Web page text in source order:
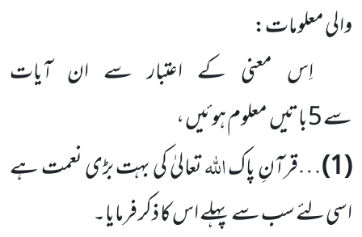
والی معلومات:
اِس معنی کے اعتبار سے ان آیات
سے 5باتیں معلوم ہوئیں ،
(1) …قرآنِ پاکاللہتعالیٰ کی بہت بڑی نعمت ہے
اسی لئے سب سے پہلے اس کا ذکر فرمایا۔